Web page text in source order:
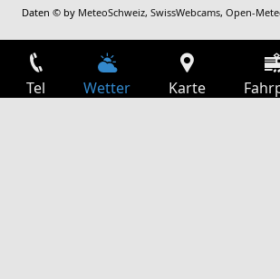
Daten © by MeteoSchweiz,SwissWebcams,Open-
Tel Wetter Karte